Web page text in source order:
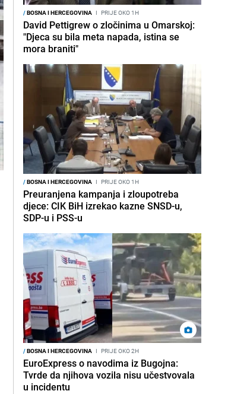
/BOSNA I HERCEGOVINA I PRIJE OKO 1H
David Pettigrew o zločinima u Omarskoj:
"Djeca su bila meta napada, istina se
mora braniti"
/BOSNA I HERCEGOVINA I PRIJE OKO 1H
Preuranjena kampanja i zloupotreba
djece: CIK BiH izrekao kazne SNSD-u,
SDP-u i PSS-u
/BOSNA I HERCEGOVINA I PRIJE OKO 2H
EuroExpress o navodima iz Bugojna:
Tvrde da njihova vozila nisu učestvovala
u incidentu